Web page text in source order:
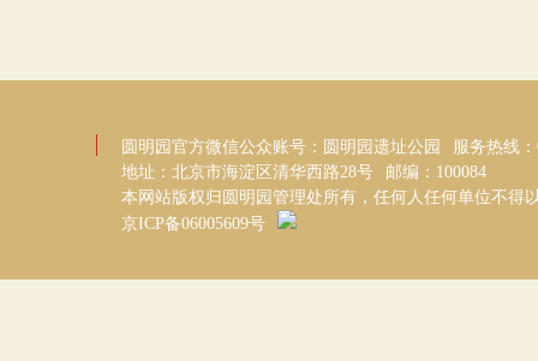
圆明园官方微信公众账号：圆明园遗址公园
服务热线
地址：北京市海淀区清华西路28号
邮编：100084
本网站版权归圆明园管理处所有，任何人任何单位不得
京ICP备06005609号